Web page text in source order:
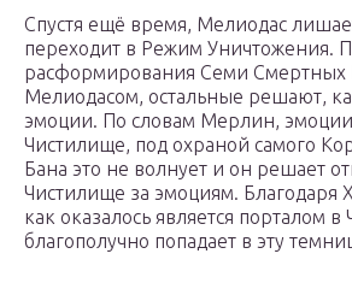
Спустя ещё время, Мелиодас
переходит в Режим Уничтожения.
расформирования Семи Смертных
Мелиодасом, остальные решают,
эмоции. По словам Мерлин, эмоции
Чистилище, под охраной самого
Бана это не волнует и он решает
Чистилище за эмоциям. Благодаря
как оказалось является порталом
благополучно попадает в эту